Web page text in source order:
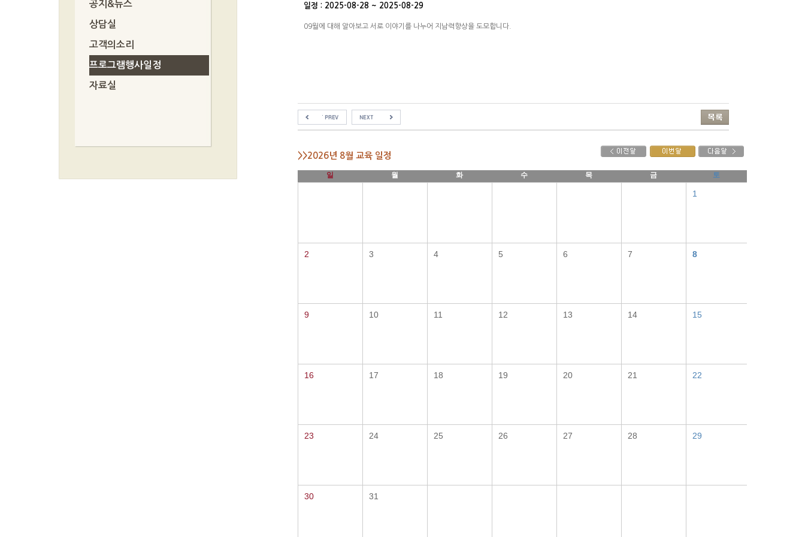
공지&뉴스
상담실
고객의소리
프로그램행사일정
자료실
일정 : 2025-08-28 ~ 2025-08-29
09월에 대해 알아보고 서로 이야기를 나누어 지남력향상을 도모합니다.
>>2026년 8월 교육 일정
일 월 화 수 목 금 토
1
2 3 4 5 6 7 8
9 10 11 12 13 14 15
16 17 18 19 20 21 22
23 24 25 26 27 28 29
30 31